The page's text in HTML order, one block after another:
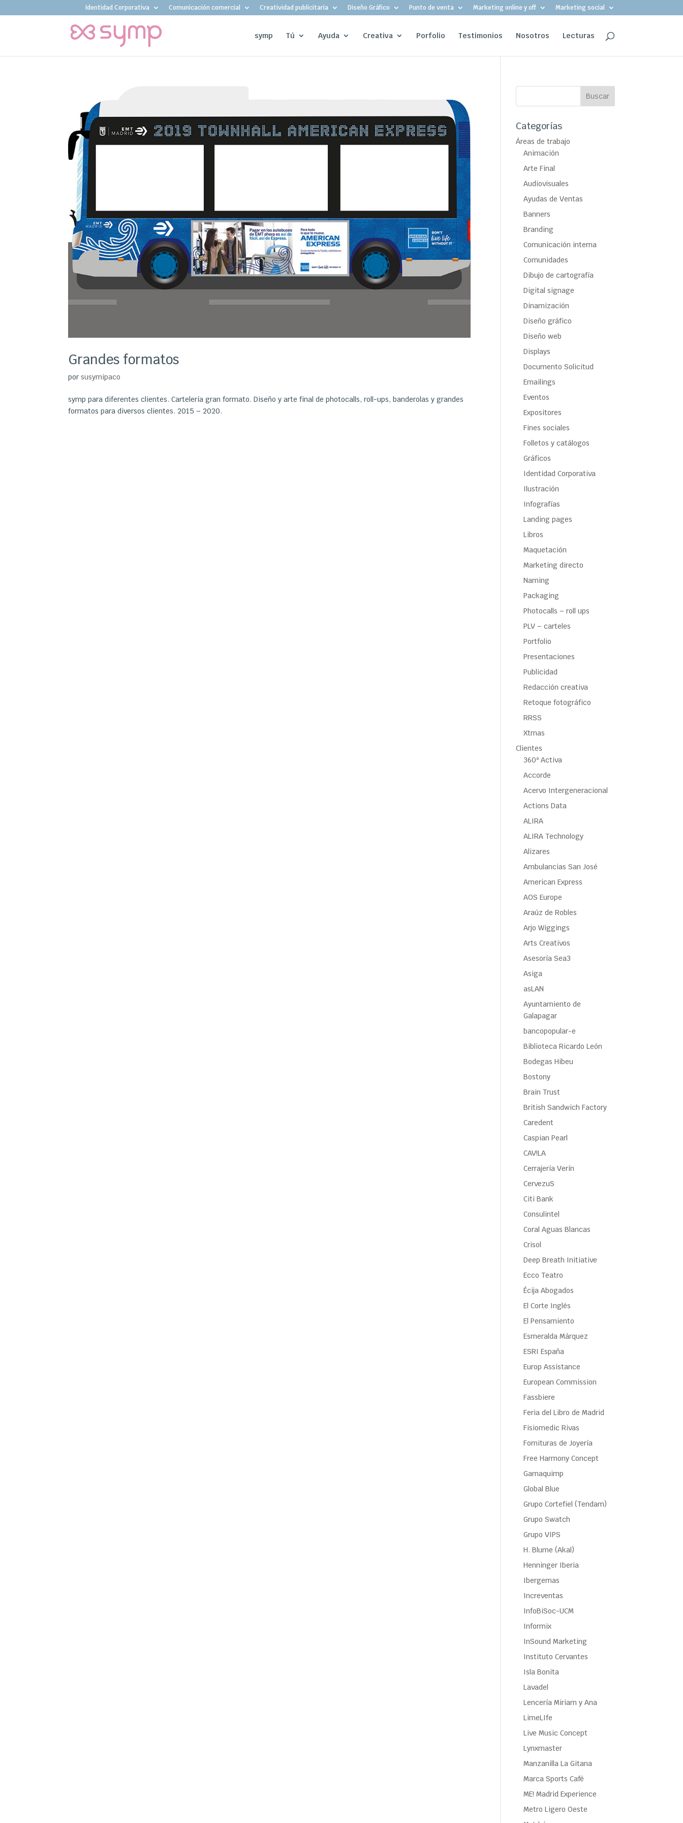
Identidad Corporativa Comunicación comercial Creatividad publicitaria Diseño Gráfico Punto de venta Marketing online y off Marketing social
symp Tú Ayuda Creativa Porfolio Testimonios Nosotros Lecturas
Grandes formatos
porsusymipaco
symp para diferentes clientes. Cartelería gran formato. Diseño y arte final de photocalls, roll-ups, banderolas y grandes
formatos para diversos clientes. 2015 – 2020.
Categorías
Áreas de trabajo
Animación
Arte Final
Audiovisuales
Ayudas de Ventas
Banners
Branding
Comunicación interna
Comunidades
Dibujo de cartografía
Digital signage
Dinamización
Diseño gráfico
Diseño web
Displays
Documento Solicitud
Emailings
Eventos
Expositores
Fines sociales
Folletos y catálogos
Gráficos
Identidad Corporativa
Ilustración
Infografías
Landing pages
Libros
Maquetación
Marketing directo
Naming
Packaging
Photocalls – roll ups
PLV – carteles
Portfolio
Presentaciones
Publicidad
Redacción creativa
Retoque fotográfico
RRSS
Xtmas
Clientes
360º Activa
Accorde
Acervo Intergeneracional
Actions Data
ALIRA
ALIRA Technology
Alizares
Ambulancias San José
American Express
AOS Europe
Araúz de Robles
Arjo Wiggings
Arts Creativos
Asesoría Sea3
Asiga
asLAN
Ayuntamiento de
Galapagar
bancopopular-e
Biblioteca Ricardo León
Bodegas Hibeu
Bostony
Brain Trust
British Sandwich Factory
Caredent
Caspian Pearl
CAV!LA
Cerrajería Verín
CervezuS
Citi Bank
Consulintel
Coral Aguas Blancas
Crisol
Deep Breath Initiative
Ecco Teatro
Écija Abogados
El Corte Inglés
El Pensamiento
Esmeralda Márquez
ESRI España
Europ Assistance
European Commission
Fassbiere
Feria del Libro de Madrid
Fisiomedic Rivas
Fornituras de Joyería
Free Harmony Concept
Gamaquimp
Global Blue
Grupo Cortefiel (Tendam)
Grupo Swatch
Grupo VIPS
H. Blume (Akal)
Henninger Iberia
Ibergemas
Increventas
InfoBiSoc-UCM
Informix
InSound Marketing
Instituto Cervantes
Isla Bonita
Lavadel
Lencería Miriam y Ana
LimeLIfe
Live Music Concept
Lynxmaster
Manzanilla La Gitana
Marca Sports Café
ME! Madrid Experience
Metro Ligero Oeste